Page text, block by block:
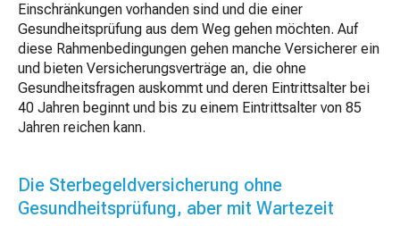
Einschränkungen vorhanden sind und die einer
Gesundheitsprüfung aus dem Weg gehen möchten. Auf
diese Rahmenbedingungen gehen manche Versicherer ein
und bieten Versicherungsverträge an, die ohne
Gesundheitsfragen auskommt und deren Eintrittsalter bei
40 Jahren beginnt und bis zu einem Eintrittsalter von 85
Jahren reichen kann.
Die Sterbegeldversicherung ohne
Gesundheitsprüfung, aber mit Wartezeit